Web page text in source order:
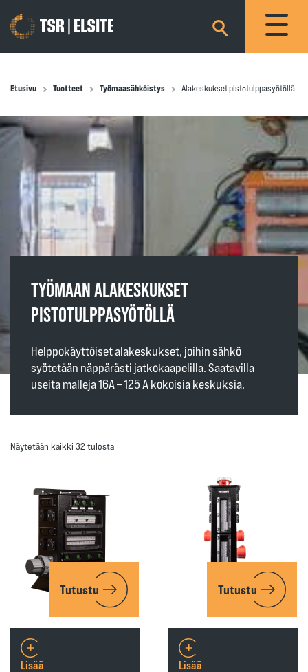
×
Etusivu Tuotteet Työmaasähköistys Alakeskukset pistotulppasyötöllä
TYÖMAAN ALAKESKUKSET
PISTOTULPPASYÖTÖLLÄ
Helppokäyttöiset alakeskukset, joihin sähkö
syötetään näppärästi jatkokaapelilla. Saatavilla
useita malleja 16A – 125 A kokoisia keskuksia.
Näytetään kaikki 32 tulosta
Tutustu
Lisää
Tutustu
Lisää